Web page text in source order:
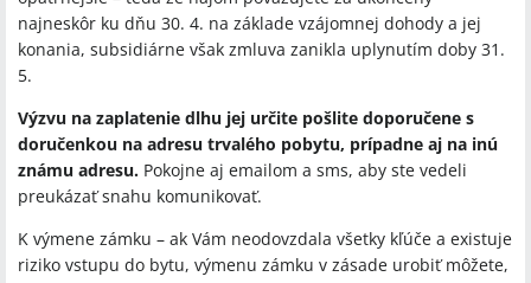
najneskôr ku dňu 30. 4. na základe vzájomnej dohody a jej
konania, subsidiárne však zmluva zanikla uplynutím doby 31.
5.
Výzvu na zaplatenie dlhu jej určite pošlite doporučene s
doručenkou na adresu trvalého pobytu, prípadne aj na inú
známu adresu. Pokojne aj emailom a sms, aby ste vedeli
preukázať snahu komunikovať.
K výmene zámku – ak Vám neodovzdala všetky kľúče a existuje
riziko vstupu do bytu, výmenu zámku v zásade urobiť môžete,